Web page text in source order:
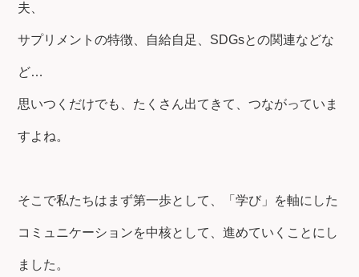
夫、
サプリメントの特徴、自給自足、SDGsとの関連などな
ど…
思いつくだけでも、たくさん出てきて、つながっていま
すよね。
そこで私たちはまず第一歩として、「学び」を軸にした
コミュニケーションを中核として、進めていくことにし
ました。